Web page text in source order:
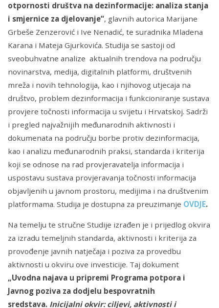
otpornosti društva na dezinformacije: analiza stanja
i smjernice za djelovanje“, glavnih autorica Marijane
Grbeše Zenzerović i Ive Nenadić, te suradnika Mladena
Karana i Mateja Gjurkovića. Studija se sastoji od
sveobuhvatne analize aktualnih trendova na području
novinarstva, medija, digitalnih platformi, društvenih
mreža i novih tehnologija, kao i njihovog utjecaja na
društvo, problem dezinformacija i funkcioniranje sustava
provjere točnosti informacija u svijetu i Hrvatskoj. Sadrži
i pregled najvažnijih međunarodnih aktivnosti i
dokumenata na području borbe protiv dezinformacija,
kao i analizu međunarodnih praksi, standarda i kriterija
koji se odnose na rad provjeravatelja informacija i
uspostavu sustava provjeravanja točnosti informacija
objavljenih u javnom prostoru, medijima i na društvenim
platformama. Studija je dostupna za preuzimanje OVDJE.
Na temelju te stručne Studije izrađen je i prijedlog okvira
za izradu temeljnih standarda, aktivnosti i kriterija za
provođenje javnih natječaja i poziva za provedbu
aktivnosti u okviru ove investicije. Taj dokument
„Uvodna najava u pripremi Programa potpora i
Javnog poziva za dodjelu bespovratnih
sredstava. Inicijalni okvir: ciljevi, aktivnosti i